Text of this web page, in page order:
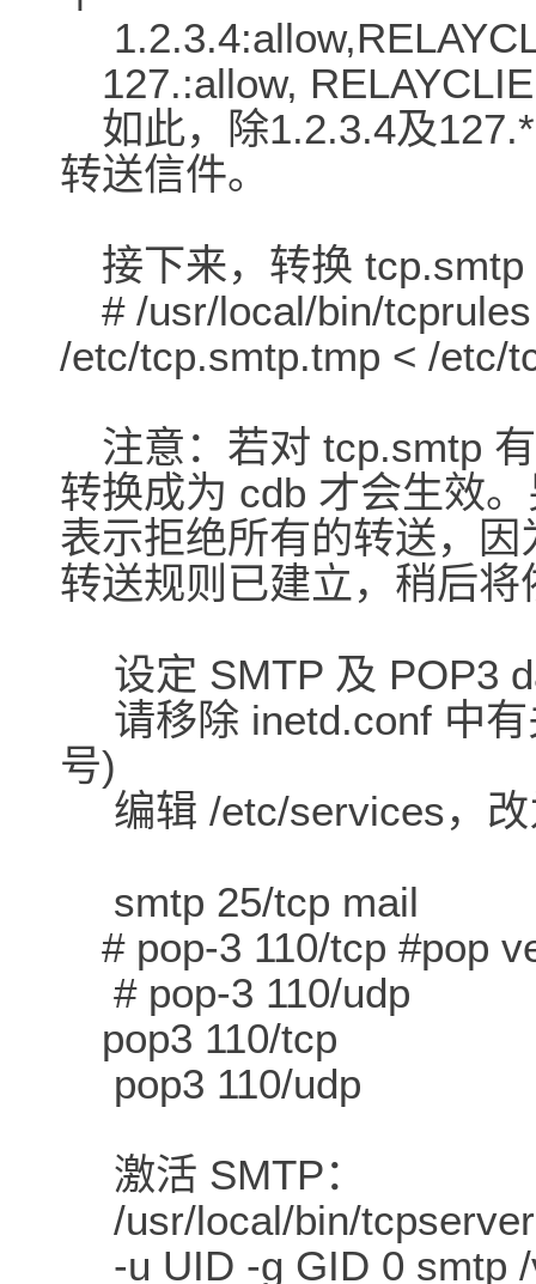
127.:allow,
如此，除1.2.3.4及
转送信件。
接下来，转换 tcp.smtp
# /usr/local/bin/
/etc/tcp.smtp.tmp < /etc/
注意：若对 tcp.smtp
转换成为 cdb 才会生效
表示拒绝所有的转送，
转送规则已建立，稍后
设定 SMTP 及 POP3
请移除 inetd.conf 中有
号)
编辑 /etc/services，改
smtp 25/tcp mail
# pop-3 110/tcp #pop
# pop-3 110/udp
pop3 110/tcp
pop3 110/udp
激活 SMTP：
/usr/local/bin/
-u UID -g GID 0 smtp /